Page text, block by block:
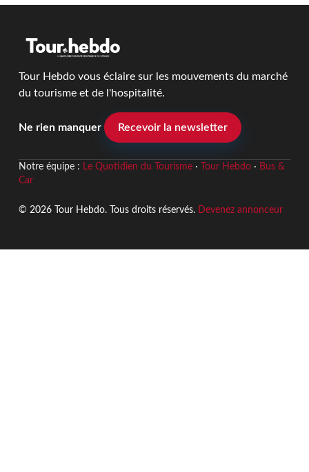
Tour Hebdo vous éclaire sur les mouvements du marché
du tourisme et de l'hospitalité.
Ne rien manquer Recevoir la newsletter
Notre équipe : Le Quotidien du Tourisme· Tour Hebdo· Bus &
Car
© 2026 Tour Hebdo. Tous droits réservés. Devenez annonceur